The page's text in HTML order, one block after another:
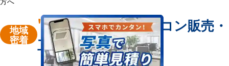
地域
密着
"岡垣町"業務用エアコン販売・
工事を承ります